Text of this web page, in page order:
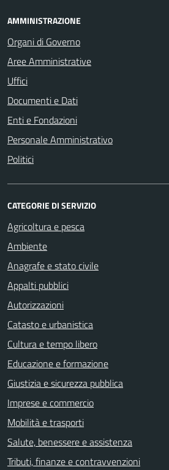
AMMINISTRAZIONE
Organi di Governo
Aree Amministrative
Uffici
Documenti e Dati
Enti e Fondazioni
Personale Amministrativo
Politici
CATEGORIE DI SERVIZIO
Agricoltura e pesca
Ambiente
Anagrafe e stato civile
Appalti pubblici
Autorizzazioni
Catasto e urbanistica
Cultura e tempo libero
Educazione e formazione
Giustizia e sicurezza pubblica
Imprese e commercio
Mobilità e trasporti
Salute, benessere e assistenza
Tributi, finanze e contravvenzioni